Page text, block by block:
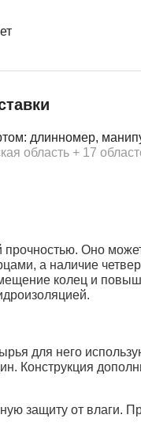
длинномер,
область + 17
прочностью. Оно
а наличие
колец и
для него
Конструкция
защиту от влаги.